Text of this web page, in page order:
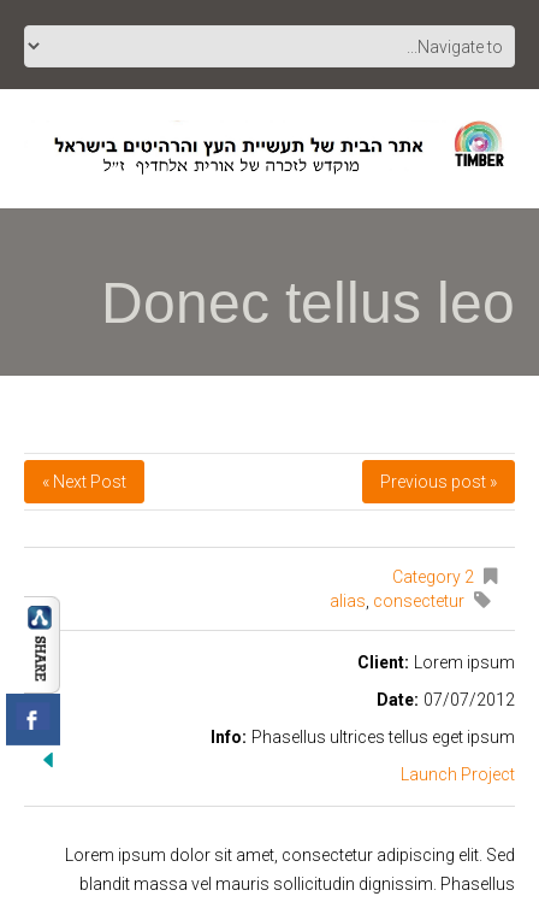
Donec tellus leo
« Previous post
Next Post »
Category 2
alias consectetur
Client:
Lorem ipsum
Date: 07/07/2012
Info: Phasellus ultrices tellus eget ipsum
Launch Project
Lorem ipsum dolor sit amet, consectetur adipiscing elit. Sed
blandit massa vel mauris sollicitudin dignissim. Phasellus